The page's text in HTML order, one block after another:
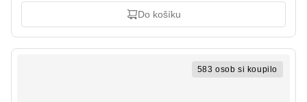
Do košíku
583 osob si koupilo